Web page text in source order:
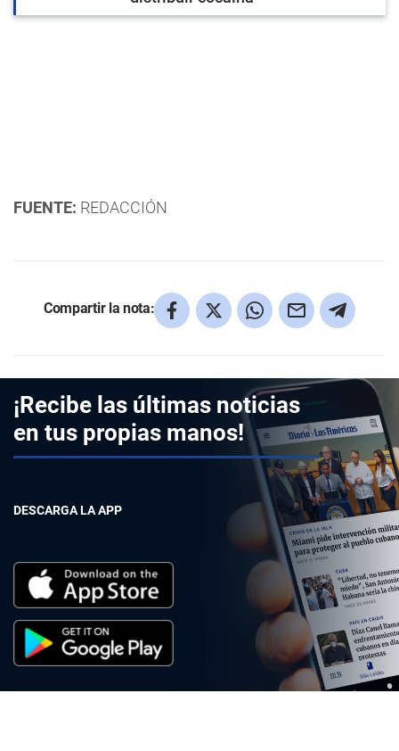
FUENTE: REDACCIÓN
Compartir la nota:
¡Recibe las últimas noticias
en tus propias manos!
DESCARGA LA APP